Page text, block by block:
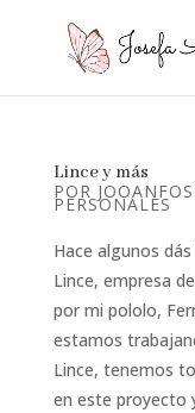
Lince y más
POR
PERSONALES
Hace algunos
Lince, empresa
por mi pololo,
estamos
Lince, tenemos
en este proyecto